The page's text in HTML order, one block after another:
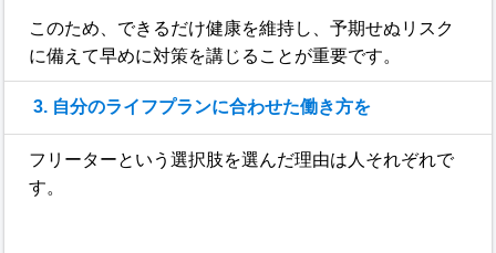
このため、できるだけ健康を維持し、予期せぬリスク
に備えて早めに対策を講じることが重要です。
3. 自分のライフプランに合わせた働き方を
フリーターという選択肢を選んだ理由は人それぞれで
す。